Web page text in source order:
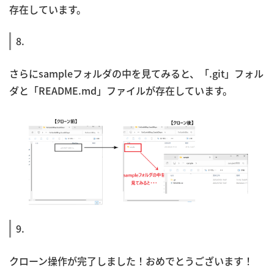
存在しています。
8.
さらにsampleフォルダの中を見てみると、「.git」フォル
ダと「README.md」ファイルが存在しています。
9.
クローン操作が完了しました！おめでとうございます！